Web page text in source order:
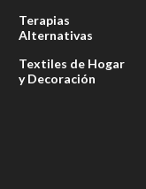
Terapias
Alternativas
Textiles de Hogar
y Decoración